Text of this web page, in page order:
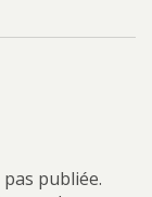
publiée.